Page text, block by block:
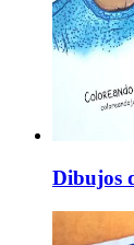
Dibujos